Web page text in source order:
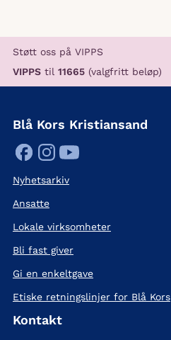
Støtt oss på VIPPS
VIPPS til 11665 (valgfritt beløp)
Blå Kors Kristiansand
Nyhetsarkiv
Ansatte
Lokale virksomheter
Bli fast giver
Gi en enkeltgave
Etiske retningslinjer for Blå Kors
Kontakt